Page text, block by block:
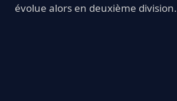
évolue alors en deuxième division.